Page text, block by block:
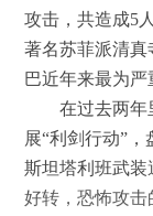
攻击，共造成5
著名苏菲派清真
巴近年来最为严
在过去两年里
展“利剑行动”
斯坦塔利班武
好转，恐怖攻